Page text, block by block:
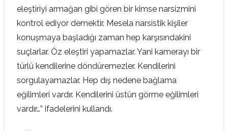
eleştiriyi armağan gibi gören bir kimse narsizmini
kontrol ediyor demektir. Mesela narsistik kişiler
konuşmaya başladığı zaman hep karşısındakini
suçlarlar. Öz eleştiri yapamazlar. Yani kamerayı bir
türlü kendilerine döndüremezler. Kendilerini
sorgulayamazlar. Hep dış nedene bağlama
eğilimleri vardır. Kendilerini üstün görme eğilimleri
vardır…” ifadelerini kullandı.